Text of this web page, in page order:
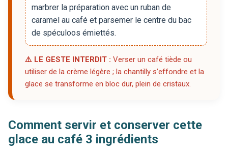
marbrer la préparation avec un ruban de
caramel au café et parsemer le centre du bac
de spéculoos émiettés.
⚠️ LE GESTE INTERDIT : Verser un café tiède ou
utiliser de la crème légère ; la chantilly s’effondre et la
glace se transforme en bloc dur, plein de cristaux.
Comment servir et conserver cette
glace au café 3 ingrédients